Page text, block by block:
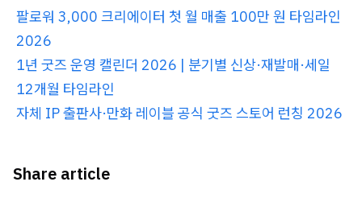
팔로워 3,000 크리에이터 첫 월 매출 100만 원 타임라인
2026
1년 굿즈 운영 캘린더 2026 | 분기별 신상·재발매·세일
12개월 타임라인
자체 IP 출판사·만화 레이블 공식 굿즈 스토어 런칭 2026
Share article